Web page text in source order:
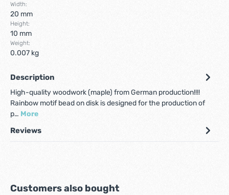
Width:
20 mm
Height:
10 mm
Weight:
0.007 kg
Description
High-quality woodwork (maple) from German production!!!!
Rainbow motif bead on disk is designed for the production of
p… More
Reviews
Skip product gallery
Customers also bought